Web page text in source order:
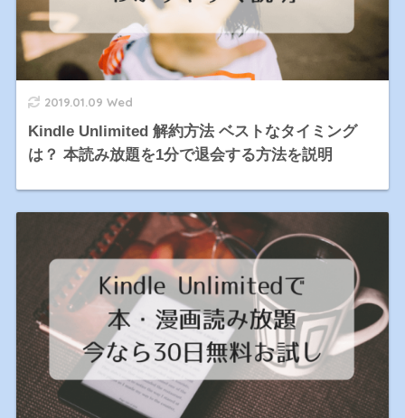
2019.01.09 Wed
Kindle Unlimited 解約方法 ベストなタイミング
は？ 本読み放題を1分で退会する方法を説明